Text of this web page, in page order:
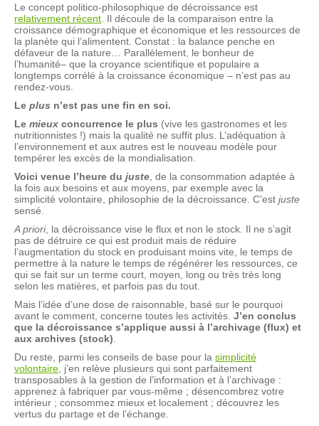
Le concept politico-philosophique de décroissance est
relativement récent . Il découle de la comparaison entre la
croissance démographique et économique et les ressources de
la planète qui l’alimentent. Constat : la balance penche en
défaveur de la nature… Parallèlement, le bonheur de
l’humanité– que la croyance scientifique et populaire a
longtemps corrélé à la croissance économique – n’est pas au
rendez-vous.
Le plus n’est pas une fin en soi.
Le mieux concurrence le plus (vive les gastronomes et les
nutritionnistes !) mais la qualité ne suffit plus. L’adéquation à
l’environnement et aux autres est le nouveau modèle pour
tempérer les excès de la mondialisation.
Voici venue l’heure du juste , de la consommation adaptée à
la fois aux besoins et aux moyens, par exemple avec la
simplicité volontaire, philosophie de la décroissance. C’est juste
sensé.
A priori, la décroissance vise le flux et non le stock. Il ne s’agit
pas de détruire ce qui est produit mais de réduire
l’augmentation du stock en produisant moins vite, le temps de
permettre à la nature le temps de régénérer les ressources, ce
qui se fait sur un terme court, moyen, long ou très très long
selon les matières, et parfois pas du tout.
Mais l’idée d’une dose de raisonnable, basé sur le pourquoi
avant le comment, concerne toutes les activités. J’en conclus
que la décroissance s’applique aussi à l’archivage (flux) et
aux archives (stock)
Du reste, parmi les conseils de base pour la simplicité
volontaire , j’en relève plusieurs qui sont parfaitement
transposables à la gestion de l’information et à l’archivage :
apprenez à fabriquer par vous-même ; désencombrez votre
intérieur ; consommez mieux et localement ; découvrez les
vertus du partage et de l’échange.